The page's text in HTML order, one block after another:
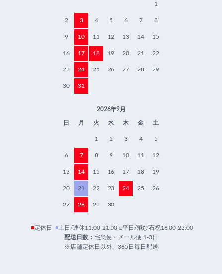
1
2 3 4 5 6 7 8
9 10 11 12 13 14 15
16 17 18 19 20 21 22
23 24 25 26 27 28 29
30 31
2026年9月
日 月 火 水 木 金 土
1 2 3 4 5
6 7 8 9 10 11 12
13 14 15 16 17 18 19
20 21 22 23 24 25 26
27 28 29 30
■定休日 ■土日/連休11:00-21:00 □平日/飛び石祝16:00-23:00
配送日数： 宅急便・メール便 1-3日
※店舗定休日以外、365日毎日配送